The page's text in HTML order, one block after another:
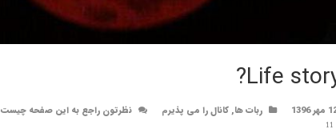
1396 ربات ها,کانال را می پذیرم نظرتون راجع به این صفحه چیست
11